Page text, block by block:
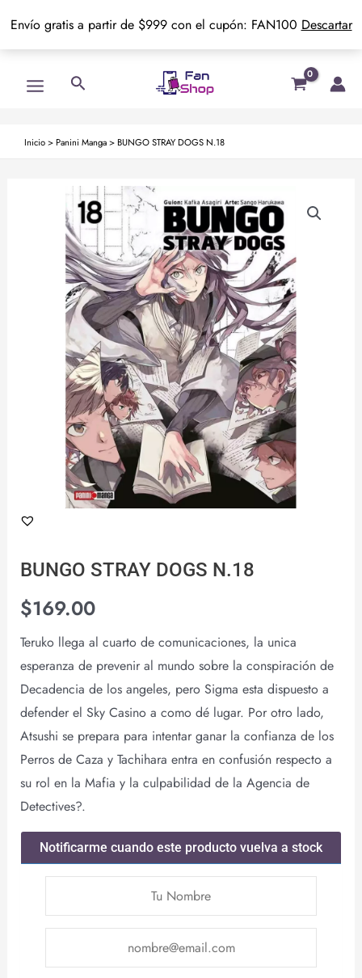
Envío gratis a partir de $999 con el cupón: FAN100 Descartar
Menu
Buscar
Inicio> Panini Manga> BUNGO STRAY DOGS N.18
BUNGO STRAY DOGS N.18
$169.00
Teruko llega al cuarto de comunicaciones, la unica
esperanza de prevenir al mundo sobre la conspiración de
Decadencia de los angeles, pero Sigma esta dispuesto a
defender el Sky Casino a como dé lugar. Por otro lado,
Atsushi se prepara para intentar ganar la confianza de los
Perros de Caza y Tachihara entra en confusión respecto a
su rol en la Mafia y la culpabilidad de la Agencia de
Detectives?.
Notificarme cuando este producto vuelva a stock